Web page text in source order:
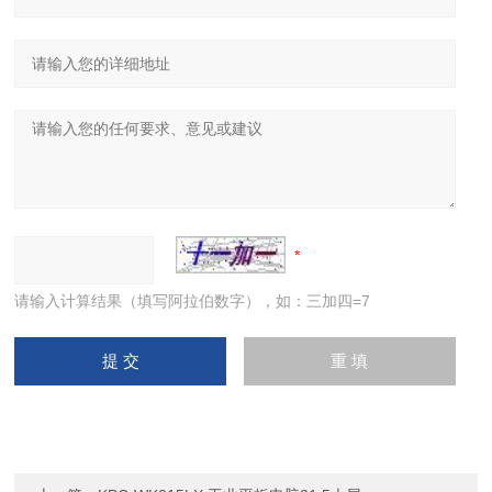
请输入计算结果（填写阿拉伯数字），如：三加四=7